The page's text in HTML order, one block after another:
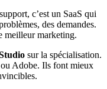
c’est un SaaS qui
des demandes.
meilleur marketing.
sur la spécialisation.
ou Adobe. Ils font mieux